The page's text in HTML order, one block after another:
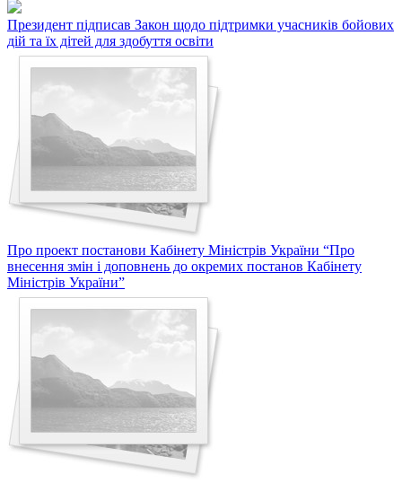
Президент підписав Закон щодо підтримки учасників бойових
дій та їх дітей для здобуття освіти
Про проект постанови Кабінету Міністрів України “Про
внесення змін і доповнень до окремих постанов Кабінету
Міністрів України”